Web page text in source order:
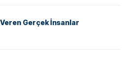
Gerçek İnsanlar